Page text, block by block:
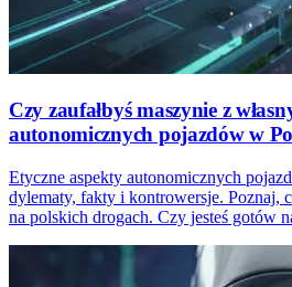
Czy zaufałbyś maszynie z
autonomicznych pojazdów w
Etyczne aspekty autonomicznych
dylematy, fakty i kontrowersje. Poznaj,
na polskich drogach. Czy jesteś gotów